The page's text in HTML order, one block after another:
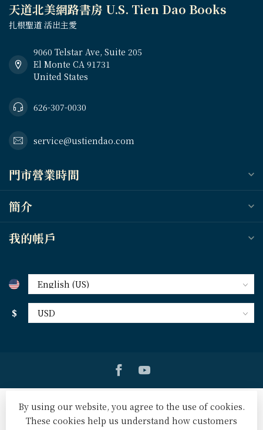
天道北美網路書房 U.S. Tien Dao Books
扎根聖道 活出主愛
9060 Telstar Ave, Suite 205
El Monte CA 91731
United States
626-307-0030
service@ustiendao.com
門市營業時間
簡介
我的帳戶
$
By using our website, you agree to the use of cookies.
These cookies help us understand how customers